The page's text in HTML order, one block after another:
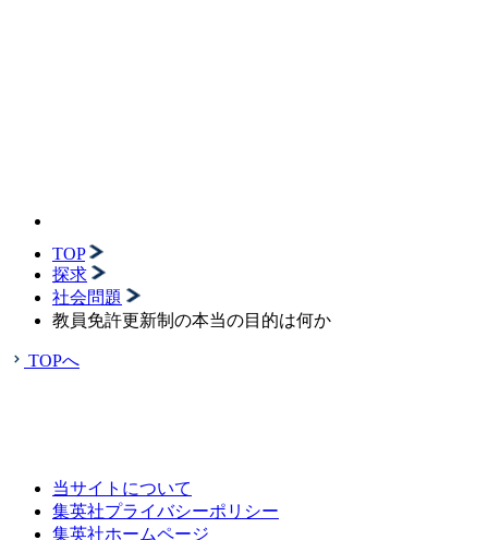
TOP
探求
社会問題
教員免許更新制の本当の目的は何か
TOPへ
当サイトについて
集英社プライバシーポリシー
集英社ホームページ